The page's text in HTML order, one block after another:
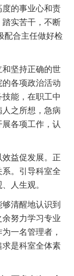
的事业心和责
实苦干，不断
配合主任做好检
坚持正确的世
各项政治活动
能，在职工中
之所想，急病
各项工作，认
益促发展。正
。引导科室全
人生观。
清醒地认识到
努力学习专业
一名管理者，
是科室全体素